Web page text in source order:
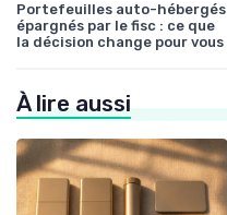
Portefeuilles auto-hébergés
épargnés par le fisc : ce que
la décision change pour vous
À lire aussi